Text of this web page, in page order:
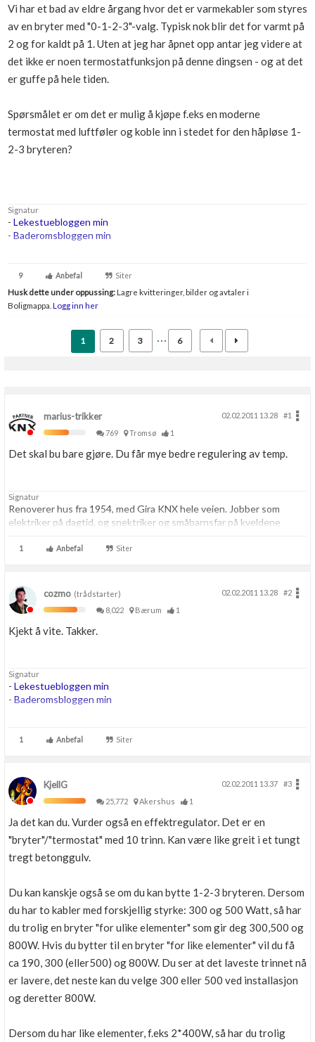
Boligmappa+
Få mer ut av Boligmappa
Vi har et bad av eldre årgang hvor det er varmekabler som styres
av en bryter med "0-1-2-3"-valg. Typisk nok blir det for varmt på
2 og for kaldt på 1. Uten at jeg har åpnet opp antar jeg videre at
det ikke er noen termostatfunksjon på denne dingsen - og at det
er guffe på hele tiden.
Spørsmålet er om det er mulig å kjøpe f.eks en moderne
termostat med luftføler og koble inn i stedet for den håpløse 1-
2-3 bryteren?
Signatur
- Lekestuebloggen min
- Baderomsbloggen min
...
9 Anbefal Siter
Husk dette under oppussing:Lagre kvitteringer, bilder og avtaler i
Boligmappa. Logg inn her
1 2 3 6
marius-trikker 02.02.2011 13.28
#1
769
Tromsø 1
Det skal bu bare gjøre. Du får mye bedre regulering av temp.
Signatur
Renoverer hus fra 1954, med Gira KNX hele veien. Jobber som
elektriker på dagtid, og snektriker og småbarnsfar på kveldene
1 Anbefal Siter
cozmo (trådstarter) 02.02.2011 13.28
#2
8,022
Bærum 1
Kjekt å vite. Takker.
Signatur
- Lekestuebloggen min
- Baderomsbloggen min
1 Anbefal Siter
KjellG 02.02.2011 13.37
#3
25,772
Akershus 1
Ja det kan du. Vurder også en effektregulator. Det er en
"bryter"/"termostat" med 10 trinn. Kan være like greit i et tungt
tregt betonggulv.
Du kan kanskje også se om du kan bytte 1-2-3 bryteren. Dersom
du har to kabler med forskjellig styrke: 300 og 500 Watt, så har
du trolig en bryter "for ulike elementer" som gir deg 300,500 og
800W. Hvis du bytter til en bryter "for like elementer" vil du få
ca 190, 300 (eller500) og 800W. Du ser at det laveste trinnet nå
er lavere, det neste kan du velge 300 eller 500 ved installasjon
og deretter 800W.
Dersom du har like elementer, f.eks 2*400W, så har du trolig